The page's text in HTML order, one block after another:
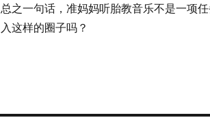
总之一句话，准妈妈听胎教音乐不是一项
入这样的圈子吗？